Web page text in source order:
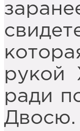
рукой
ради